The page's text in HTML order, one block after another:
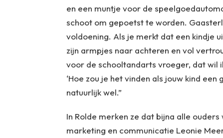
en een muntje voor de
schoot om gepoetst te worden.
voldoening. Als je merkt dat een kindje
zijn armpjes naar achteren en vol
voor de schooltandarts vroeger, dat wil
‘Hoe zou je het vinden als jouw kind
natuurlijk wel.”
In Rolde merken ze dat bijna alle
marketing en communicatie Leonie